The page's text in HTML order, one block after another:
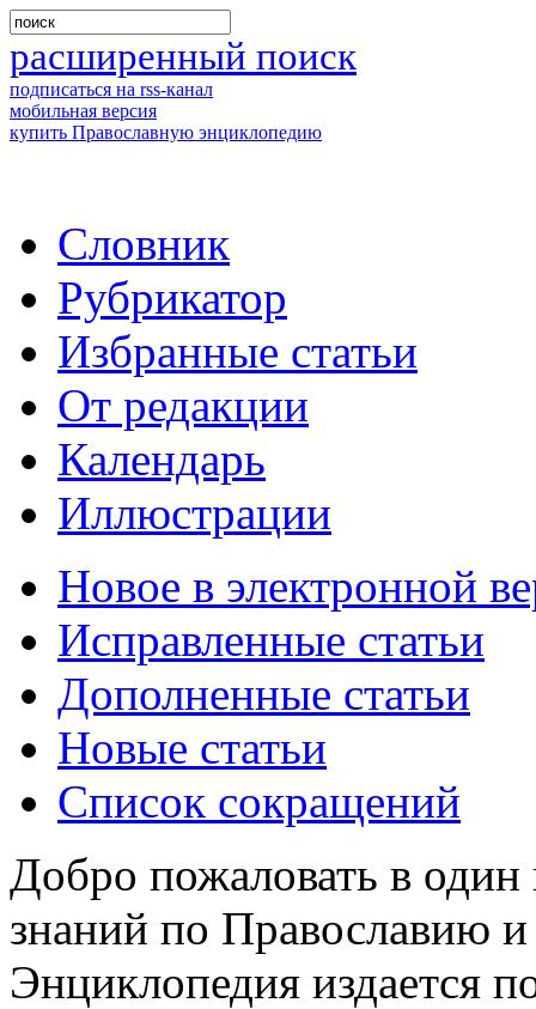
расширенный поиск
подписаться на rss-канал
мобильная версия
купить Православную энциклопедию
Словник
Рубрикатор
Избранные статьи
От редакции
Календарь
Иллюстрации
Новое в электронной
Исправленные статьи
Дополненные статьи
Новые статьи
Список сокращений
Добро пожаловать в
знаний по Православию
Энциклопедия издается